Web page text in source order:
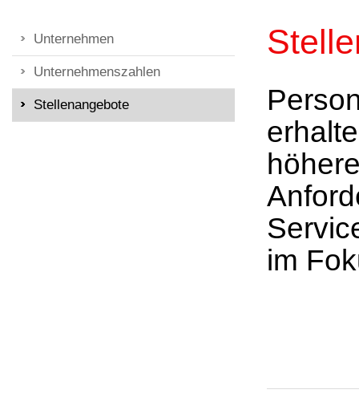
Unternehmen
Unternehmenszahlen
Stellenangebote
im